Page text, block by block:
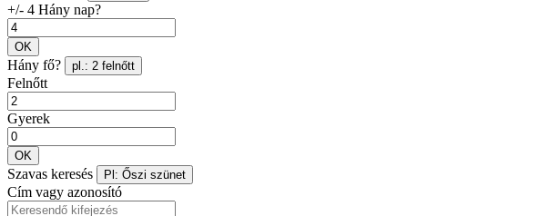
+/- 4 Hány nap?
OK
Hány fő? pl.: 2 felnőtt
Felnőtt
Gyerek
OK
Szavas keresés Pl: Őszi szünet
Cím vagy azonosító